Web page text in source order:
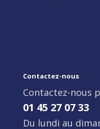
Contactez-nous
Contactez-nous
01 45 27 07 33
Du lundi au